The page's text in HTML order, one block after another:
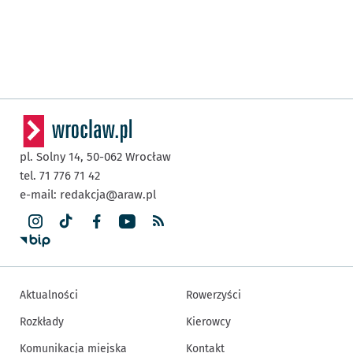
pl. Solny 14, 50-062 Wrocław
tel. 71 776 71 42
e-mail: redakcja@araw.pl
Aktualności
Rozkłady
Komunikacja miejska
Rowerzyści
Kierowcy
Kontakt